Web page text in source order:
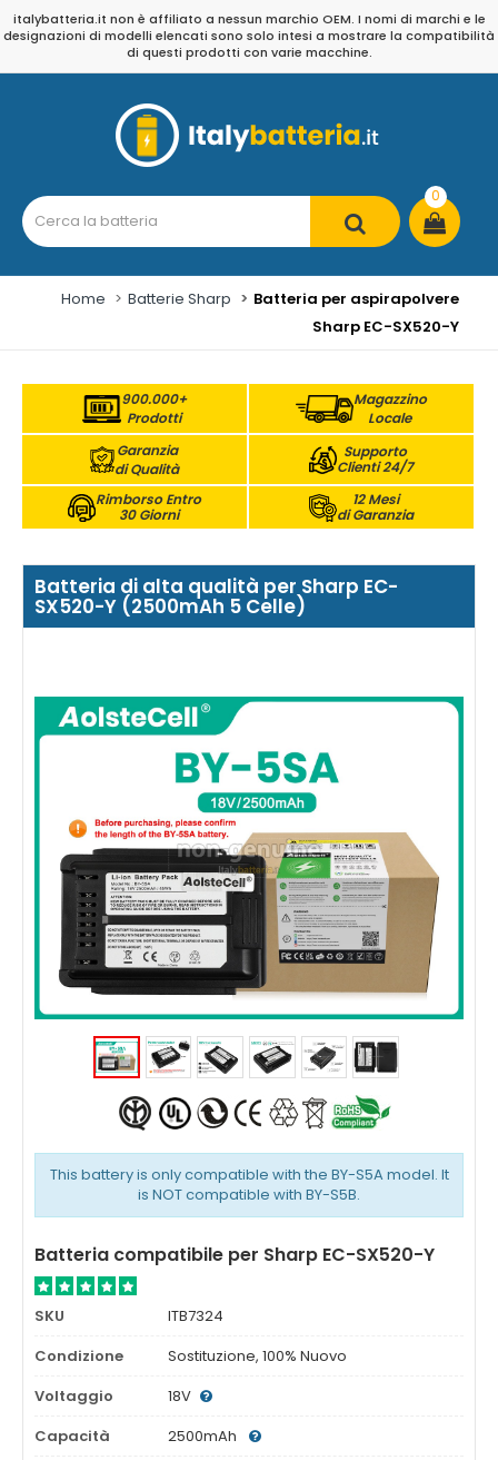
italybatteria.it non è affiliato a nessun marchio OEM. I nomi di marchi e le
designazioni di modelli elencati sono solo intesi a mostrare la compatibilità
di questi prodotti con varie macchine.
0
Home Batterie Sharp
Batteria per aspirapolvere
Sharp EC-SX520-Y
900.000+
Prodotti
Magazzino
Locale
Garanzia
di Qualità
Supporto
Clienti 24/7
Rimborso Entro
30 Giorni
12 Mesi
di Garanzia
Batteria di alta qualità per Sharp EC-
SX520-Y (2500mAh 5 Celle)
This battery is only compatible with the BY-S5A model. It
is NOT compatible with BY-S5B.
Batteria compatibile per Sharp EC-SX520-Y
SKU
ITB7324
Condizione
Sostituzione, 100% Nuovo
Voltaggio
18V
Capacità
2500mAh